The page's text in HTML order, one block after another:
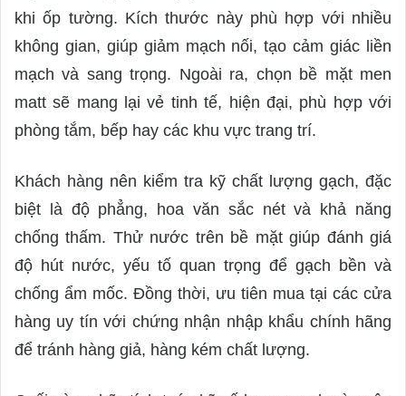
khi ốp tường. Kích thước này phù hợp với nhiều
không gian, giúp giảm mạch nối, tạo cảm giác liền
mạch và sang trọng. Ngoài ra, chọn bề mặt men
matt sẽ mang lại vẻ tinh tế, hiện đại, phù hợp với
phòng tắm, bếp hay các khu vực trang trí.
Khách hàng nên kiểm tra kỹ chất lượng gạch, đặc
biệt là độ phẳng, hoa văn sắc nét và khả năng
chống thấm. Thử nước trên bề mặt giúp đánh giá
độ hút nước, yếu tố quan trọng để gạch bền và
chống ẩm mốc. Đồng thời, ưu tiên mua tại các cửa
hàng uy tín với chứng nhận nhập khẩu chính hãng
để tránh hàng giả, hàng kém chất lượng.